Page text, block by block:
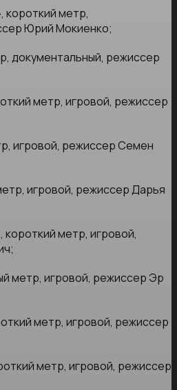
, короткий метр,
Юрий Мокиенко;
документальный, режиссер
метр, игровой, режиссер
игровой, режиссер Семен
игровой, режиссер Дарья
, короткий метр, игровой,
метр, игровой, режиссер Эр
метр, игровой, режиссер
метр, игровой, режиссер